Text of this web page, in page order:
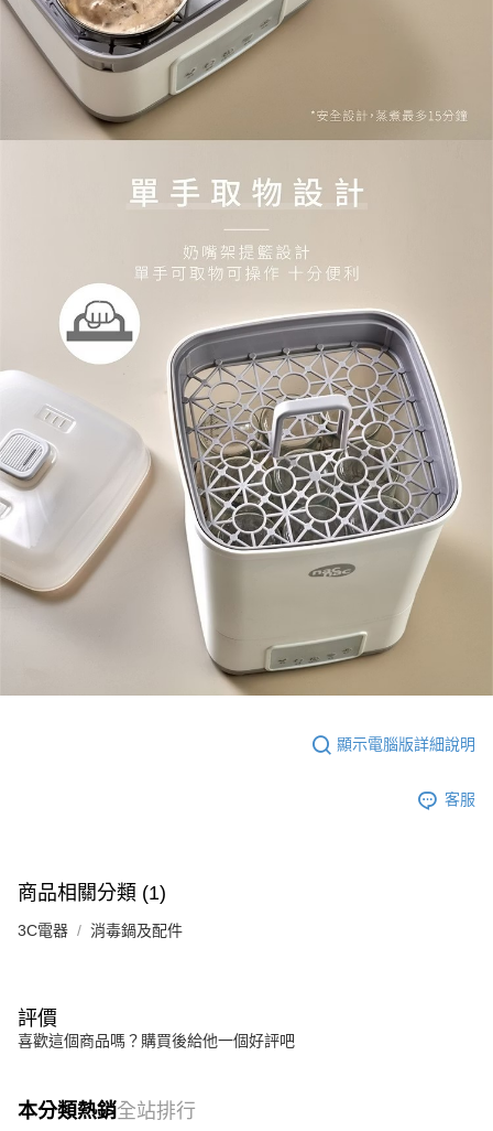
顯示電腦版詳細說明
客服
商品相關分類 (1)
3C電器 消毒鍋及配件
評價
喜歡這個商品嗎？購買後給他一個好評吧
本分類熱銷全站排行